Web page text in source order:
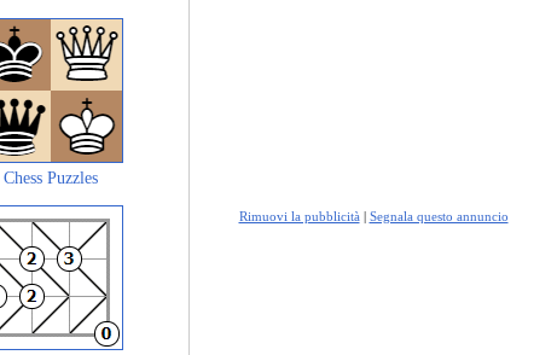
Chess Puzzles
Rimuovi la pubblicità | Segnala questo annuncio